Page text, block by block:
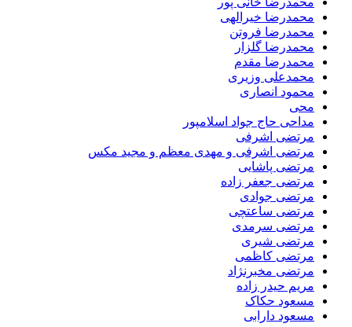
محمدرضا خیرالهی
محمدرضا فروتن
محمدرضا گلزار
محمدرضا مقدم
محمدعلی وزیری
محمود انصاری
محی
مداحی حاج جواد اسلامپور
مرتضی اشرفی
مرتضی اشرفی و مهدی معظم و مجید مکس
مرتضی پاشایی
مرتضی جعفر زاده
مرتضی جوادی
مرتضی ساعتچی
مرتضی سرمدی
مرتضی شیری
مرتضی کاظمی
مرتضی مخبرنژاد
مریم حیدر زاده
مسعود حکاک
مسعود دارابی